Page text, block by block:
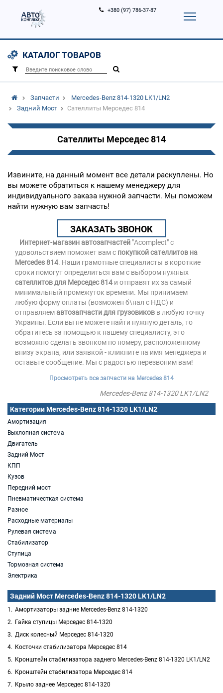
0)
Услуги
+380 (97) 786-37-87
КАТАЛОГ ТОВАРОВ
Запчасти
Mercedes-Benz 814-1320 LK1/LN2
Задний Мост
Сателлиты Мерседес 814
Сателлиты Мерседес 814
Категории Mercedes-Benz 814-1320 LK1/LN2
Амортизация
Выхлопная система
Двигатель
Задний Мост
КПП
Кузов
Передний мост
Пневматичесткая система
Разное
Расходные материалы
Рулевая система
Стабилизатор
Ступица
Тормозная система
Электрика
Задний Мост Mercedes-Benz 814-1320 LK1/LN2
Амортизаторы задние Mercedes-Benz 814-1320
Гайка ступицы Мерседес 814-1320
Диск колесный Мерседес 814-1320
Косточки стабилизатора Мерседес 814
Кронштейн стабилизатора заднего Mercedes-Benz 814-1320 LK1/LN2
Кронштейн стабилизатора Мерседес 814
Крыло заднее Мерседес 814-1320
Извините, на данный момент все детали раскуплены. Но
вы можете обратиться к нашему менеджеру для
индивидуального заказа нужной запчасти. Мы поможем
найти нужную вам запчасть!
ЗАКАЗАТЬ ЗВОНОК
Интернет-магазин автозапчастей "Acomplect" с
удовольствием поможет вам с покупкой сателлитов на
Mercedes 814. Наши грамотные специалисты в короткие
сроки помогут определиться вам с выбором нужных
сателлитов для Мерседес 814 и отправят их за самый
минимальный промежуток времени. Мы принимаем
любую форму оплаты (возможен б\нал с НДС) и
отправляемавтозапчасти для грузовиков в любую точку
Украины. Если вы не можете найти нужную деталь, то
обратитесь за помощью к нашему специалисту, это
возможно сделать звонком по номеру, расположенному
внизу экрана, или заявкой - кликните на имя менеджера и
оставьте сообщение. Мы с радостью перезвоним вам!
Просмотреть все запчасти на Mercedes 814
Mercedes-Benz 814-1320 LK1/LN2